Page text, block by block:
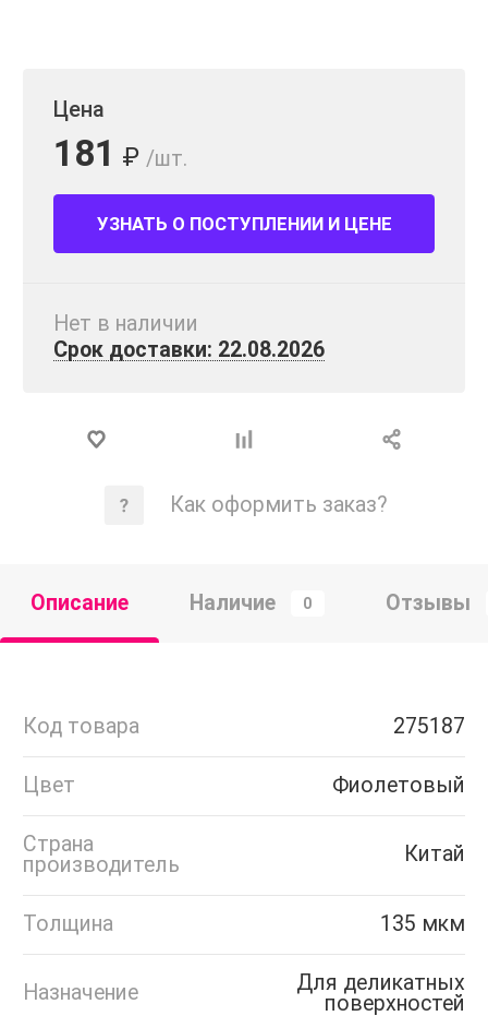
Цена
181 ₽ /шт.
УЗНАТЬ О ПОСТУПЛЕНИИ И ЦЕНЕ
Нет в наличии
Срок доставки: 22.08.2026
Как оформить заказ?
Описание Наличие 0 Отзывы
Код товара 275187
Цвет Фиолетовый
Страна
производитель
Китай
Толщина 135 мкм
Назначение
Для деликатных
поверхностей